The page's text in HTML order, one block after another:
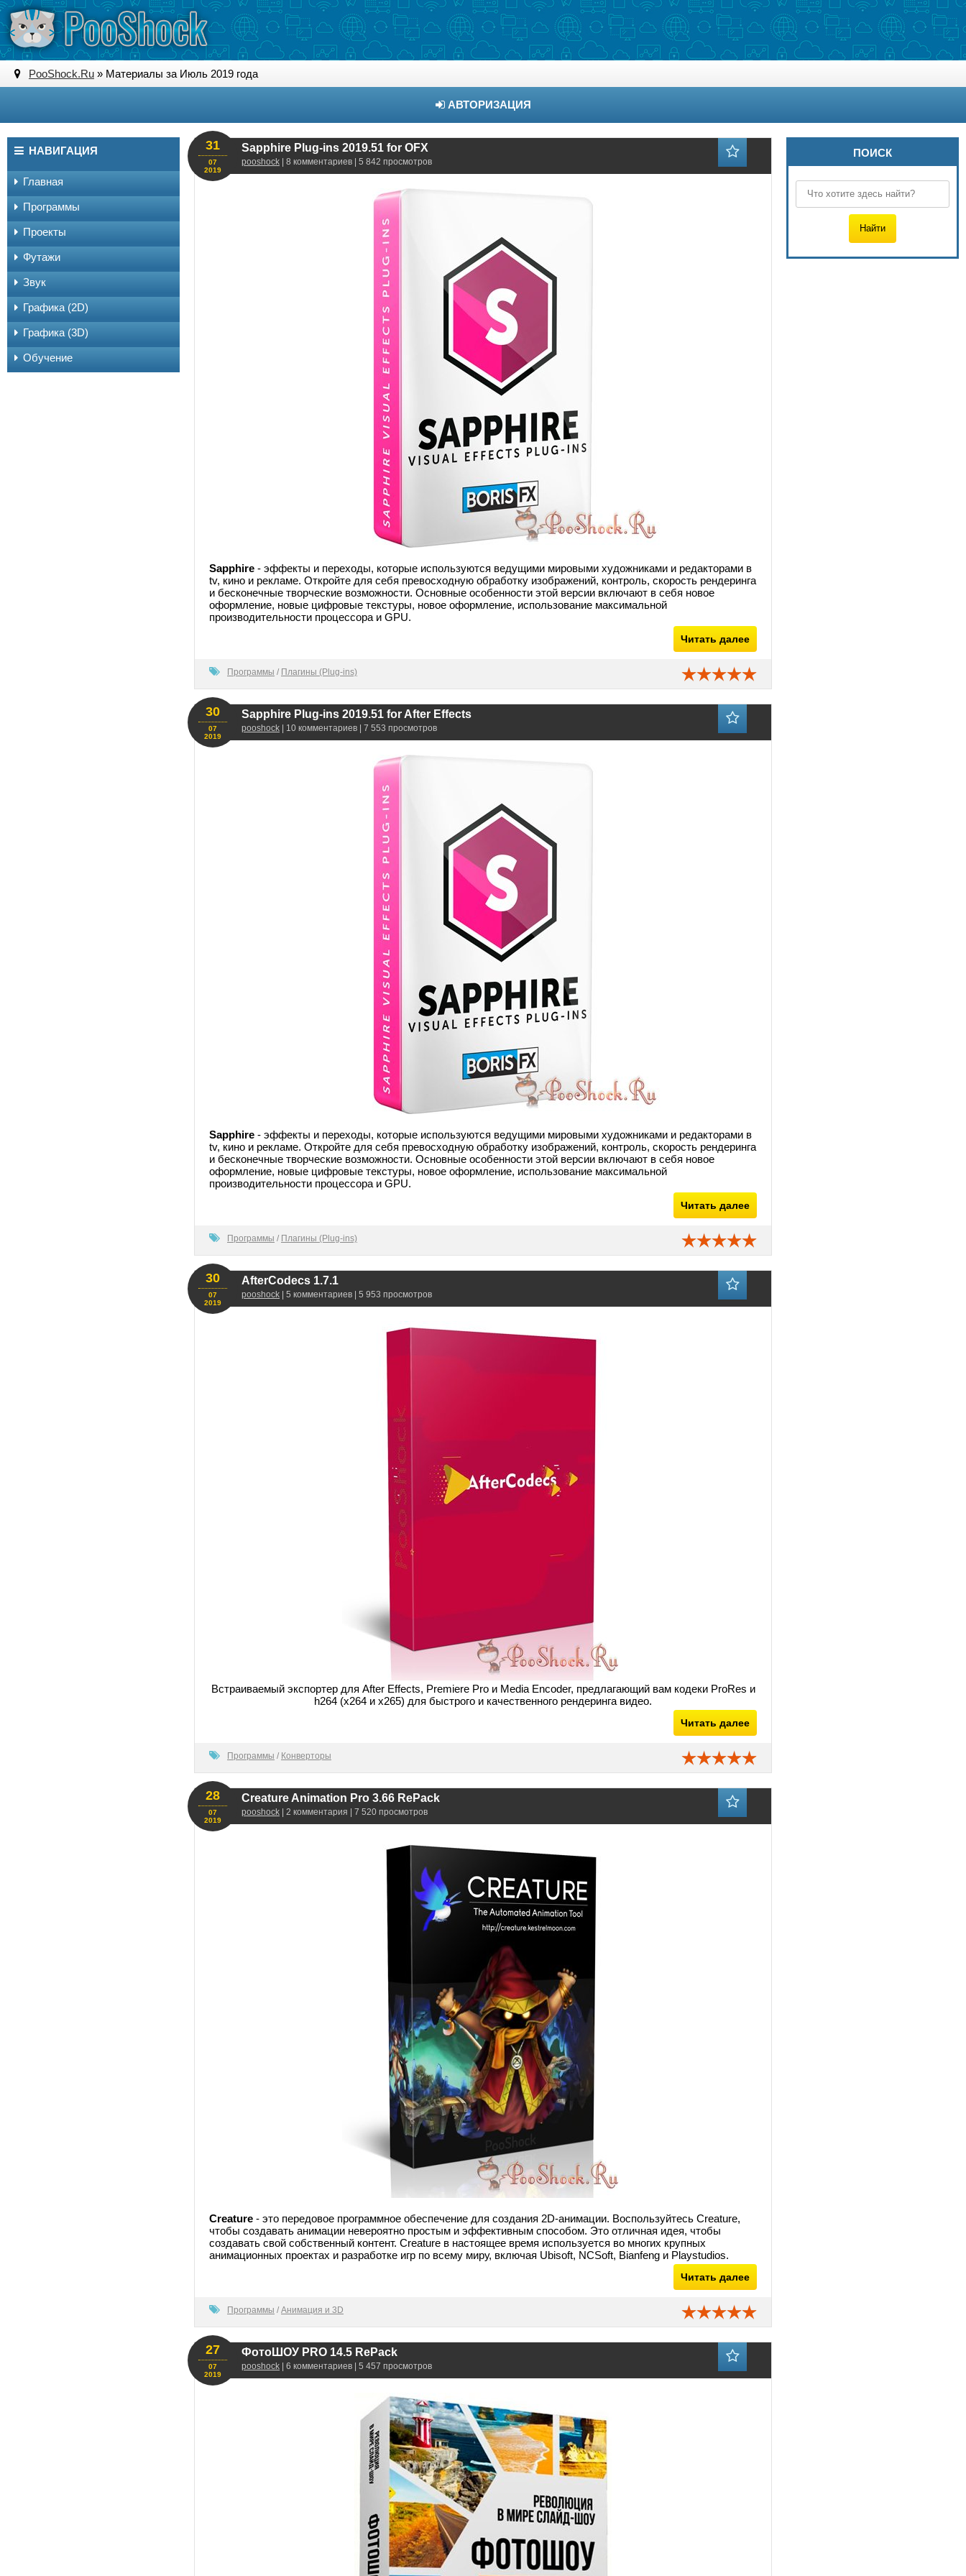
PooShock.Ru » Материалы за Июль 2019 года
АВТОРИЗАЦИЯ
Sapphire Plug-ins 2019.51 for OFX
pooshock | 8 комментариев | 5 842 просмотров
31
07
2019
Sapphire - эффекты и переходы, которые используются ведущими мировыми художниками и редакторами в
tv, кино и рекламе. Откройте для себя превосходную обработку изображений, контроль, скорость рендеринга
и бесконечные творческие возможности. Основные особенности этой версии включают в себя новое
оформление, новые цифровые текстуры, новое оформление, использование максимальной
производительности процессора и GPU.
Читать далее
Программы / Плагины (Plug-ins)
Sapphire Plug-ins 2019.51 for After Effects
pooshock | 10 комментариев | 7 553 просмотров
30
07
2019
Sapphire - эффекты и переходы, которые используются ведущими мировыми художниками и редакторами в
tv, кино и рекламе. Откройте для себя превосходную обработку изображений, контроль, скорость рендеринга
и бесконечные творческие возможности. Основные особенности этой версии включают в себя новое
оформление, новые цифровые текстуры, новое оформление, использование максимальной
производительности процессора и GPU.
Читать далее
Программы / Плагины (Plug-ins)
AfterCodecs 1.7.1
pooshock | 5 комментариев | 5 953 просмотров
30
07
2019
Встраиваемый экспортер для After Effects, Premiere Pro и Media Encoder, предлагающий вам кодеки ProRes и
h264 (x264 и x265) для быстрого и качественного рендеринга видео.
Читать далее
Программы / Конверторы
Creature Animation Pro 3.66 RePack
pooshock | 2 комментария | 7 520 просмотров
28
07
2019
Creature - это передовое программное обеспечение для создания 2D-анимации. Воспользуйтесь Creature,
чтобы создавать анимации невероятно простым и эффективным способом. Это отличная идея, чтобы
создавать свой собственный контент. Creature в настоящее время используется во многих крупных
анимационных проектах и разработке игр по всему миру, включая Ubisoft, NCSoft, Bianfeng и Playstudios.
Читать далее
Программы / Анимация и 3D
ФотоШОУ PRO 14.5 RePack
pooshock | 6 комментариев | 5 457 просмотров
27
07
2019
НАВИГАЦИЯ
Главная
Программы
Проекты
Футажи
Звук
Графика (2D)
Графика (3D)
Обучение
ПОИСК